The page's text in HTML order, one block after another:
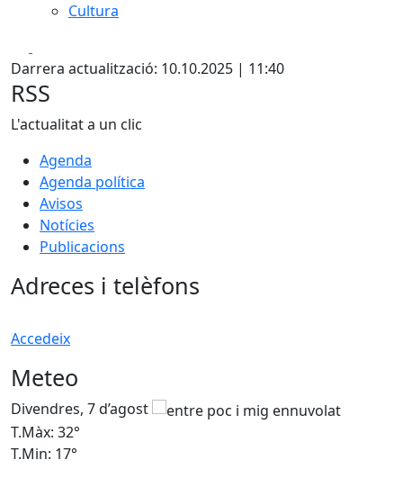
Cultura
Darrera actualització: 10.10.2025 | 11:40
RSS
L'actualitat a un clic
Agenda
Agenda política
Avisos
Notícies
Publicacions
Adreces i telèfons
Accedeix
Meteo
Divendres, 7 d’agost
T.Màx: 32°
T.Min: 17°